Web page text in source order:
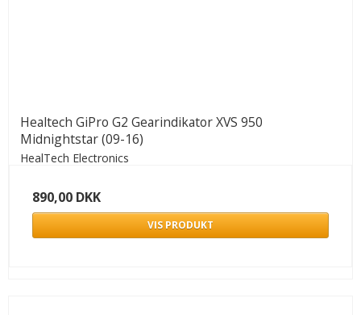
Healtech GiPro G2 Gearindikator XVS 950
Midnightstar (09-16)
HealTech Electronics
890,00 DKK
VIS PRODUKT